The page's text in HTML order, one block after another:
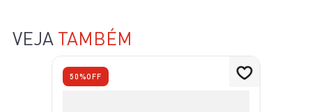
VEJA TAMBÉM
50%OFF